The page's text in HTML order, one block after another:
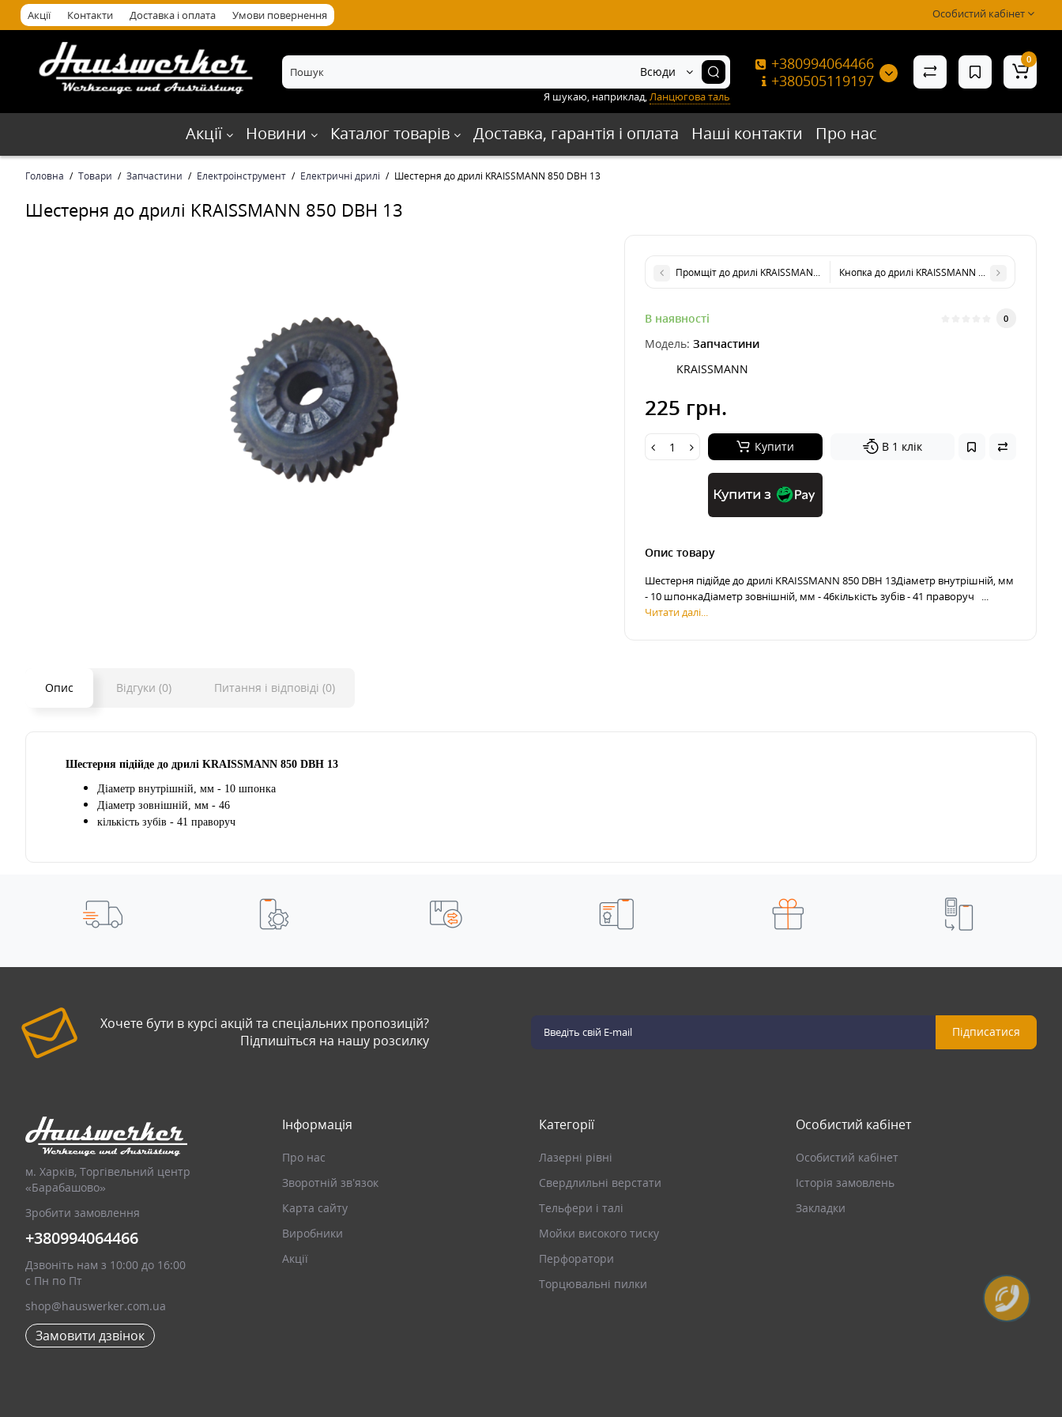
Акції Контакти Доставка і оплата Умови повернення Особистий кабінет
+380994064466
+380505119197
Всюди
Я шукаю, наприклад, Ланцюгова таль
0
Акції Новини Каталог товарів Доставка, гарантія і оплата Наші контакти Про нас
Головна Товари Запчастини Електроінструмент Електричні дрилі Шестерня до дрилі KRAISSMANN 850 DBH 13
Шестерня до дрилі KRAISSMANN 850 DBH 13
Промщіт до дрилі KRAISSMANN 710 DBH 13Кнопка до дрилі KRAISSMANN 850 DBH 13
В наявності 0
Модель: Запчастини
KRAISSMANN
225 грн.
Купити
Купити з
В 1 клік
Опис товару
Шестерня підійде до дрилі KRAISSMANN 850 DBH 13Діаметр внутрішній, мм
- 10 шпонкаДіаметр зовнішній, мм - 46кількість зубів - 41 праворуч ...
Читати далі...
Опис Відгуки (0) Питання і відповіді (0)
Шестерня підійде до дрилі KRAISSMANN 850 DBH 13
Діаметр внутрішній, мм - 10 шпонка
Діаметр зовнішній, мм - 46
кількість зубів - 41 праворуч
Хочете бути в курсі акцій та спеціальних пропозицій?
Підпишіться на нашу розсилку
Підписатися
м. Харків, Торгівельний центр
«Барабашово»
Зробити замовлення
+380994064466
Дзвоніть нам з 10:00 до 16:00
с Пн по Пт
shop@hauswerker.com.ua
Замовити дзвінок
Інформація
Про нас
Зворотній зв’язок
Карта сайту
Виробники
Акції
Категорії
Лазерні рівні
Свердлильні верстати
Тельфери і талі
Мойки високого тиску
Перфоратори
Торцювальні пилки
Особистий кабінет
Особистий кабінет
Історія замовлень
Закладки